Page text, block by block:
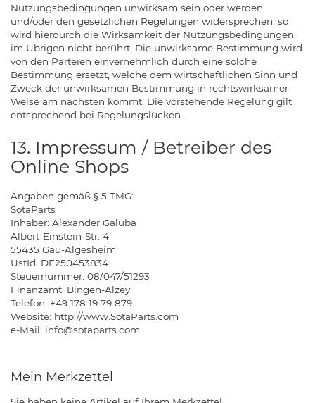
Nutzungsbedingungen unwirksam sein oder werden
und/oder den gesetzlichen Regelungen widersprechen, so
wird hierdurch die Wirksamkeit der Nutzungsbedingungen
im Übrigen nicht berührt. Die unwirksame Bestimmung wird
von den Parteien einvernehmlich durch eine solche
Bestimmung ersetzt, welche dem wirtschaftlichen Sinn und
Zweck der unwirksamen Bestimmung in rechtswirksamer
Weise am nächsten kommt. Die vorstehende Regelung gilt
entsprechend bei Regelungslücken.
13. Impressum / Betreiber des
Online Shops
Angaben gemäß § 5 TMG:
SotaParts
Inhaber: Alexander Galuba
Albert-Einstein-Str. 4
55435 Gau-Algesheim
UstId: DE250453834
Steuernummer: 08/047/51293
Finanzamt: Bingen-Alzey
Telefon: +49 178 19 79 879
Website: http://www.SotaParts.com
e-Mail: info@sotaparts.com
Mein Merkzettel